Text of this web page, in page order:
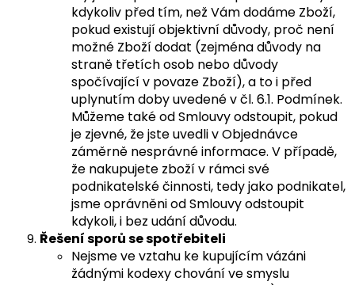
kdykoliv před tím, než Vám dodáme Zboží,
pokud existují objektivní důvody, proč není
možné Zboží dodat (zejména důvody na
straně třetích osob nebo důvody
spočívající v povaze Zboží), a to i před
uplynutím doby uvedené v čl. 6.1. Podmínek.
Můžeme také od Smlouvy odstoupit, pokud
je zjevné, že jste uvedli v Objednávce
záměrně nesprávné informace. V případě,
že nakupujete zboží v rámci své
podnikatelské činnosti, tedy jako podnikatel,
jsme oprávněni od Smlouvy odstoupit
kdykoli, i bez udání důvodu.
Řešení sporů se spotřebiteli
Nejsme ve vztahu ke kupujícím vázáni
žádnými kodexy chování ve smyslu